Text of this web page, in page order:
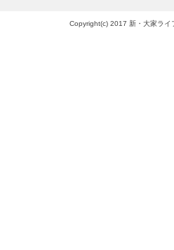
Copyright(c) 2017 新・大家ライ